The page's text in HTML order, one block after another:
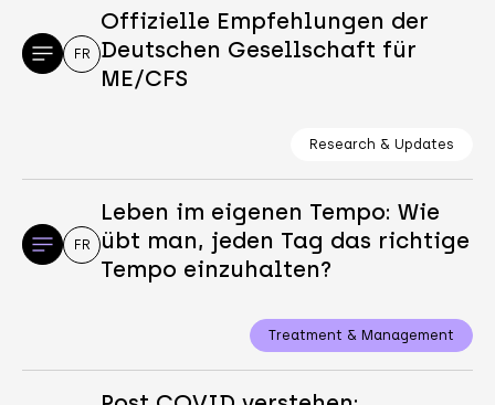
FR
Offizielle Empfehlungen der
Deutschen Gesellschaft für
ME/CFS
Research & Updates
FR
Leben im eigenen Tempo: Wie
übt man, jeden Tag das richtige
Tempo einzuhalten?
Treatment & Management